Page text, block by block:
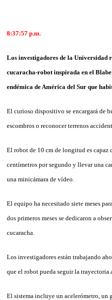
8:37:57 p.m.
Los investigadores de la Universidad
cucaracha-robot inspirada en el
endémica de América del Sur que
El curioso dispositivo se encargará de
escombros o reconocer terrenos
El robot de 10 cm de longitud es capaz
centímetros por segundo y llevar una
una minicámara de vídeo.
El equipo ha necesitado siete meses
dos primeros meses se dedicaron a
cucaracha.
Los investigadores están trabajando
que el robot pueda seguir la trayectoria
El sistema incluye un acelerómetro, un